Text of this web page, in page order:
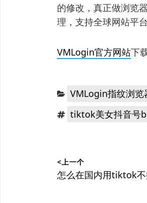
的修改，真正做浏览
理，支持全球网站平台
VMLogin官方网站下
分 VMLogin指纹浏览
标 tiktok美女抖音号
章
<上一个
上
怎么在国内用tiktok